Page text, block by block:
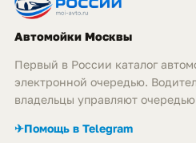
Автомойки Москвы
Первый в России каталог
электронной очередью.
владельцы управляют
✈Помощь в Telegram